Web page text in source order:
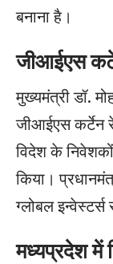
बनाना है।
जीआईएस
मुख्यमंत्री डॉ.
जीआईएस कर्टेन
विदेश के
किया।
ग्लोबल
मध्यप्रदेश में